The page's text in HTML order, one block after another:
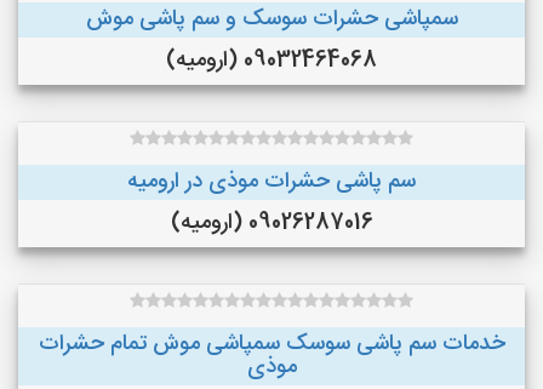
سمپاشی حشرات سوسک و سم پاشی موش
09032464068 (ارومیه)
سم پاشی حشرات موذی در ارومیه
09026287016 (ارومیه)
خدمات سم پاشی سوسک سمپاشی موش تمام حشرات
موذی